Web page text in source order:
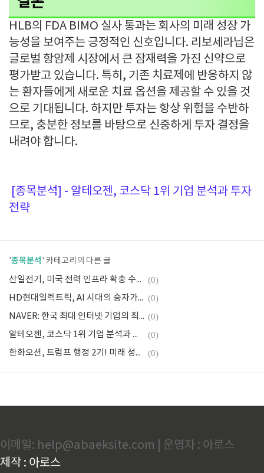
HLB의 FDA BIMO 실사 통과는 회사의 미래 성장 가
능성을 보여주는 긍정적인 신호입니다. 리보세라닙은
글로벌 항암제 시장에서 큰 잠재력을 가진 신약으로
평가받고 있습니다. 특히, 기존 치료제에 반응하지 않
는 환자들에게 새로운 치료 옵션을 제공할 수 있을 것
으로 기대됩니다. 하지만 투자는 항상 위험을 수반하
므로, 충분한 정보를 바탕으로 신중하게 투자 결정을
내려야 합니다.
[종목분석] - 알테오젠, 코스닥 1위 기업 분석과 투자
전략
'종목분석' 카테고리의 다른 글
산일전기, 미국 전력 인프라 확충 수혜 기대되는 숨겨진 보석 (0)
HD현대일렉트릭, AI 시대의 승자가 될 것인가? (0)
NAVER: 한국 최대 인터넷 기업의 최고의 투자 기회 (0)
알테오젠, 코스닥 1위 기업 분석과 투자 전략 (0)
한화오션, 트럼프 행정 2기! 미래 성장 기대감 높아져 (0)
이메일: help@abaeksite.com | 운영자 : 아로스
제작 : 아로스